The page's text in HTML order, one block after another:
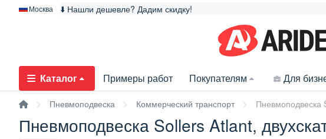
Москва ⬇️ Нашли дешевле? Дадим скидку!
Каталог Примеры работ Покупателям Для
Пневмоподвеска Коммерческий транспорт Пневмоподвеска
Пневмоподвеска Sollers Atlant,